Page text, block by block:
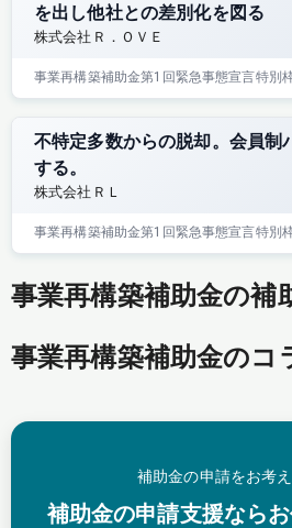
を出し他社との差別化を図る
株式会社Ｒ．ＯＶＥ
事業再構築補助金第1回緊急事態宣言特別
不特定多数からの脱却。会員制
する。
株式会社ＲＬ
事業再構築補助金第1回緊急事態宣言特別
事業再構築補助金の補
事業再構築補助金のコ
補助金の申請をお考
補助金の申請支援なら